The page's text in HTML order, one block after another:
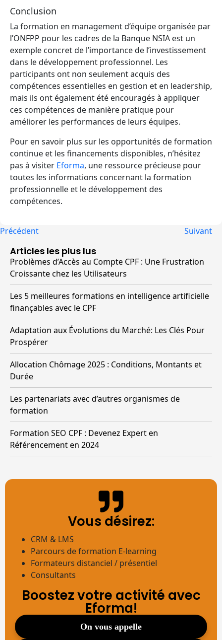
Conclusion
La formation en management d’équipe organisée par
l’ONFPP pour les cadres de la Banque NSIA est un
exemple concret de l’importance de l’investissement
dans le développement professionnel. Les
participants ont non seulement acquis des
compétences essentielles en gestion et en leadership,
mais ils ont également été encouragés à appliquer
ces compétences de manière pratique pour
améliorer les performances de leurs équipes.
Pour en savoir plus sur les opportunités de formation
continue et les financements disponibles, n’hésitez
pas à visiter Eforma, une ressource précieuse pour
toutes les informations concernant la formation
professionnelle et le développement des
compétences.
Précédent Suivant
Articles les plus lus
Problèmes d’Accès au Compte CPF : Une Frustration
Croissante chez les Utilisateurs
Les 5 meilleures formations en intelligence artificielle
finançables avec le CPF
Adaptation aux Évolutions du Marché: Les Clés Pour
Prospérer
Allocation Chômage 2025 : Conditions, Montants et
Durée
Les partenariats avec d’autres organismes de
formation
Formation SEO CPF : Devenez Expert en
Référencement en 2024
Vous désirez:
CRM & LMS
Parcours de formation E-learning
Formateurs distanciel / présentiel
Consultants
Boostez votre activité avec
Eforma!
on vous appelle